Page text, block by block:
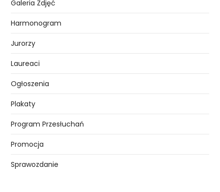
Galeria Zdjęć
Harmonogram
Jurorzy
Laureaci
Ogłoszenia
Plakaty
Program Przesłuchań
Promocja
Sprawozdanie